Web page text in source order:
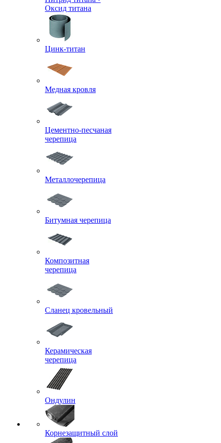
Оксид титана
Цинк-титан
Медная кровля
Цементно-песчаная
черепица
Металлочерепица
Битумная черепица
Композитная
черепица
Сланец кровельный
Керамическая
черепица
Ондулин
Корнезащитный слой